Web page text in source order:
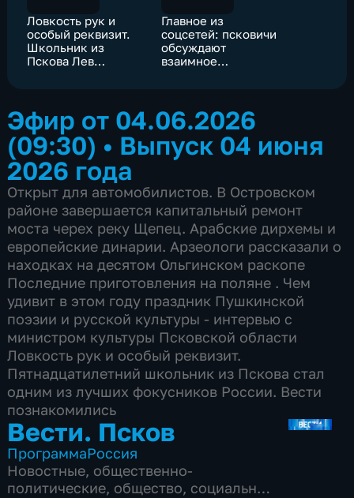
Ловкость рук и
особый реквизит.
Школьник из
Пскова Лев
Главное из
соцсетей: псковичи
обсуждают
взаимное
животные в городе
Эфир от 04.06.2026
(09:30) • Выпуск 04 июня
2026 года
Открыт для автомобилистов. В Островском
районе завершается капитальный ремонт
моста черех реку Щепец. Арабские дирхемы и
европейские динарии. Арзеологи рассказали о
находках на десятом Ольгинском раскопе
Последние приготовления на поляне . Чем
удивит в этом году праздник Пушкинской
поэзии и русской культуры - интервью с
министром культуры Псковской области
Ловкость рук и особый реквизит.
Пятнадцатилетний школьник из Пскова стал
одним из лучших фокусников России. Вести
познакомились
Вести. Псков
ПрограммаРоссия
Новостные, общественно-
политические, общество, социально-